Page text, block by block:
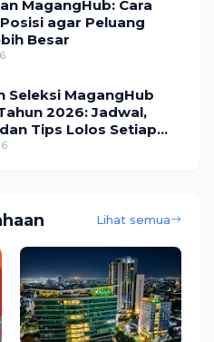
MagangHub: Cara
agar Peluang
Besar
Seleksi MagangHub
2026: Jadwal,
Tips Lolos Setiap
Lihat semua